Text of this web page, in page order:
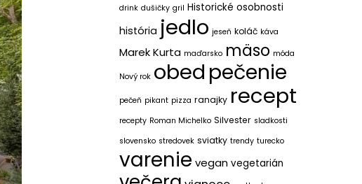
drink dušičky gril Historické osobnosti
história jedlo jeseň koláč káva
Marek Kurta maďarsko mäso móda
Nový rok obed pečenie
pečeň pikant pizza ranajky recept
recepty Roman Michelko Silvester sladkosti
slovensko stredovek sviatky trendy turecko
varenie vegan vegetarián